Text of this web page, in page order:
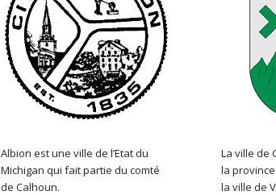
Albion est une ville de l’Etat du
Michigan qui fait partie du comté
de Calhoun.
La ville de
la
la ville de